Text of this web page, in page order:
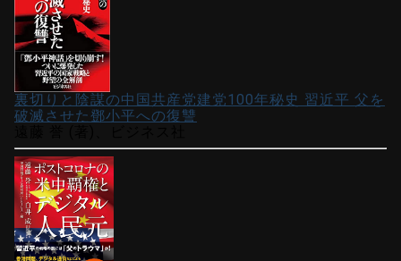
裏切りと陰謀の中国共産党建党100年秘史 習近平 父を
破滅させた鄧小平への復讐